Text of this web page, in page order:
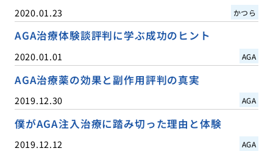
2020.01.23 かつら
AGA治療体験談評判に学ぶ成功のヒント
2020.01.01 AGA
AGA治療薬の効果と副作用評判の真実
2019.12.30 AGA
僕がAGA注入治療に踏み切った理由と体験
2019.12.12 AGA